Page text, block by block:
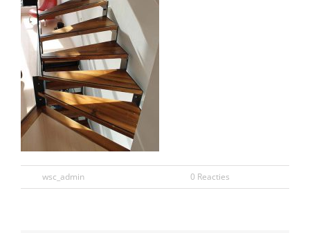
wsc_admin 0 Reacties